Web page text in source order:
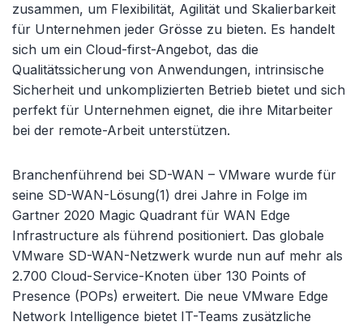
zusammen, um Flexibilität, Agilität und Skalierbarkeit
für Unternehmen jeder Grösse zu bieten. Es handelt
sich um ein Cloud-first-Angebot, das die
Qualitätssicherung von Anwendungen, intrinsische
Sicherheit und unkomplizierten Betrieb bietet und sich
perfekt für Unternehmen eignet, die ihre Mitarbeiter
bei der remote-Arbeit unterstützen.
Branchenführend bei SD-WAN – VMware wurde für
seine SD-WAN-Lösung(1) drei Jahre in Folge im
Gartner 2020 Magic Quadrant für WAN Edge
Infrastructure als führend positioniert. Das globale
VMware SD-WAN-Netzwerk wurde nun auf mehr als
2.700 Cloud-Service-Knoten über 130 Points of
Presence (POPs) erweitert. Die neue VMware Edge
Network Intelligence bietet IT-Teams zusätzliche